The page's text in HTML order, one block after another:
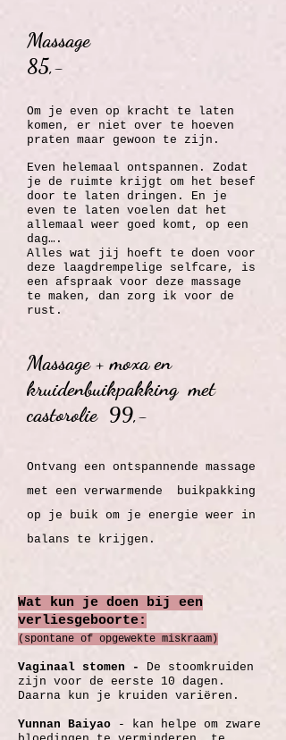
Massage
85,-
Om je even op kracht te laten
komen, er niet over te hoeven
praten maar gewoon te zijn.
Even helemaal ontspannen. Zodat
je de ruimte krijgt om het besef
door te laten dringen. En je
even te laten voelen dat het
allemaal weer goed komt, op een
dag….
Alles wat jij hoeft te doen voor
deze laagdrempelige selfcare, is
een afspraak voor deze massage
te maken, dan zorg ik voor de
rust.
Wat kun je doen bij een
verliesgeboorte:
(spontane of opgewekte miskraam)
Vaginaal stomen - De stoomkruiden
zijn voor de eerste 10 dagen.
Daarna kun je kruiden variëren.
Yunnan Baiyao
- kan helpe om zware
Massage + moxa en
kruidenbuikpakking met
castorolie 99,-
Ontvang een ontspannende massage
met een verwarmende buikpakking
op je buik om je energie weer in
balans te krijgen.